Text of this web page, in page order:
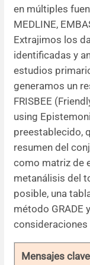
en múltiples
MEDLINE,
Extrajimos los
identificadas y
estudios
generamos un
FRISBEE
using
preestablecido,
resumen del
como matriz de
metanálisis del
posible, una
método GRADE
Mensajes clave